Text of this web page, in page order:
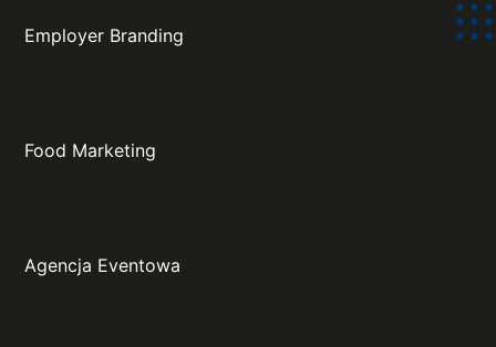
Employer Branding
Food Marketing
Agencja Eventowa